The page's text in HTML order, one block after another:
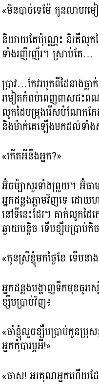
«មិនបាច់ទេម៉ែ កូនលាបរម
និយាយតែប៉ុណ្ណេះ និរតីលូក
ទាំងរញីរញ័រ។ ស្រាប់តែ…
ប្រាវ…កែវរបូតពីដៃនាងធ្លា
រមៀតកំពប់ពេញពាសជះព
លូកដៃបម្រុងរើសបំណែកកែវ
និងម៉ាក់គេឡើងមកដល់ទាំង
«កើតអីនឹងអ្នក?»
អ៊ំចម៉្បាសួរទាំងព្រួយ។ អ៊ំធា
អ្នកដន្លងភ្លាមវិញទេ ដ
នៅទីនេះដែរ។ គាត់លូកដៃ
ឆ្ងាយបន្តិច ទើបខ្សឹបប្រាប់តិ
«កូនស្រីខ្ញុំមកថ្ងៃខែ ទើប
អ្នកដន្លងបង្ហាញទឹកមុខធូ
ខ្សឹបប្រាប់វិញ៖
«ចាំខ្ញុំលួចខ្សឹបប្រាប់កូនប្
អ្នកកុំបារម្ភអី!»
«ចាស! អរគុណអ្នកហើយដ